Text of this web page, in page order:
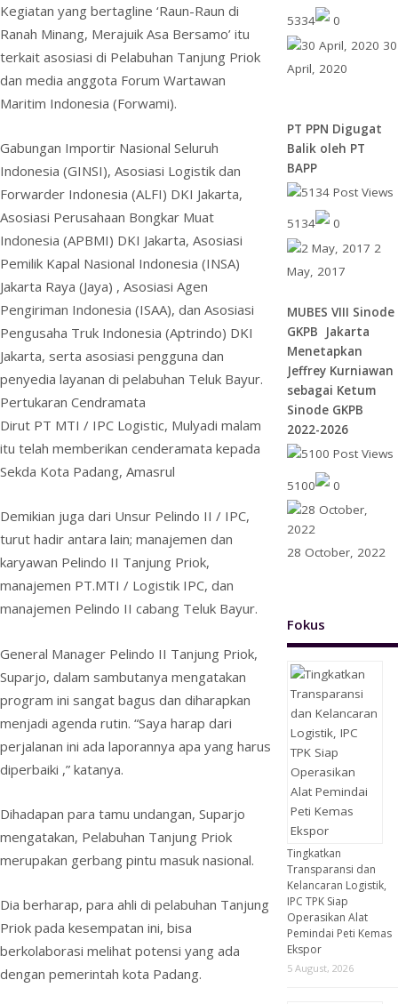
Kegiatan yang bertagline ‘Raun-Raun di
Ranah Minang, Merajuik Asa Bersamo’ itu
terkait asosiasi di Pelabuhan Tanjung Priok
dan media anggota Forum Wartawan
Maritim Indonesia (Forwami).
Gabungan Importir Nasional Seluruh
Indonesia (GINSI), Asosiasi Logistik dan
Forwarder Indonesia (ALFI) DKI Jakarta,
Asosiasi Perusahaan Bongkar Muat
Indonesia (APBMI) DKI Jakarta, Asosiasi
Pemilik Kapal Nasional Indonesia (INSA)
Jakarta Raya (Jaya) , Asosiasi Agen
Pengiriman Indonesia (ISAA), dan Asosiasi
Pengusaha Truk Indonesia (Aptrindo) DKI
Jakarta, serta asosiasi pengguna dan
penyedia layanan di pelabuhan Teluk Bayur.
Pertukaran Cendramata
Dirut PT MTI / IPC Logistic, Mulyadi malam
itu telah memberikan cenderamata kepada
Sekda Kota Padang, Amasrul
Demikian juga dari Unsur Pelindo II / IPC,
turut hadir antara lain; manajemen dan
karyawan Pelindo II Tanjung Priok,
manajemen PT.MTI / Logistik IPC, dan
manajemen Pelindo II cabang Teluk Bayur.
General Manager Pelindo II Tanjung Priok,
Suparjo, dalam sambutanya mengatakan
program ini sangat bagus dan diharapkan
menjadi agenda rutin. “Saya harap dari
perjalanan ini ada laporannya apa yang harus
diperbaiki ,” katanya.
Dihadapan para tamu undangan, Suparjo
mengatakan, Pelabuhan Tanjung Priok
merupakan gerbang pintu masuk nasional.
Dia berharap, para ahli di pelabuhan Tanjung
Priok pada kesempatan ini, bisa
berkolaborasi melihat potensi yang ada
dengan pemerintah kota Padang.
5334
0
30
April, 2020
PT PPN Digugat
Balik oleh PT
BAPP
5134
0
2
May, 2017
MUBES VIII Sinode
GKPB Jakarta
Menetapkan
Jeffrey Kurniawan
sebagai Ketum
Sinode GKPB
2022-2026
5100 0
28 October, 2022
Fokus
Tingkatkan
Transparansi dan
Kelancaran Logistik,
IPC TPK Siap
Operasikan Alat
Pemindai Peti Kemas
Ekspor
5 August, 2026